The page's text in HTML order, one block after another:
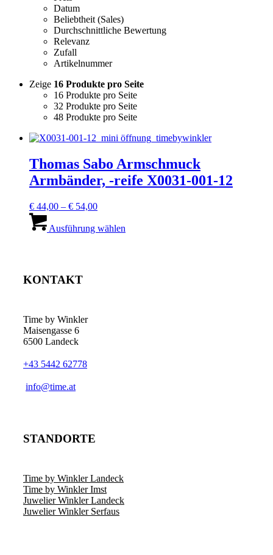
Datum
Beliebtheit (Sales)
Durchschnittliche Bewertung
Relevanz
Zufall
Artikelnummer
Zeige 16 Produkte pro Seite
16 Produkte pro Seite
32 Produkte pro Seite
48 Produkte pro Seite
Thomas Sabo Armschmuck
Armbänder, -reife X0031-001-12
€ 44,00 – € 54,00Preisspanne:
bis
Ausführung wählen
KONTAKT
Time by Winkler
Maisengasse 6
6500 Landeck
+43 5442 62778
­info@time.at
STANDORTE
Time by Winkler Landeck
Time by Winkler Imst
Juwelier Winkler Landeck
Juwelier Winkler Serfaus